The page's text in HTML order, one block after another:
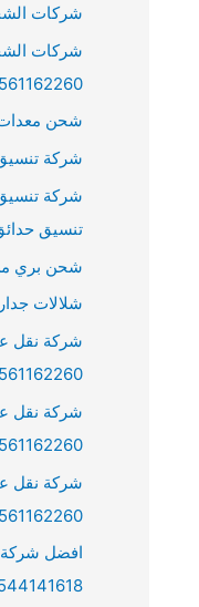
شركات الشحن
شركات
شحن معدات
شركة تنسيق
تنسيق
شحن بري من
شلالات جداريه
شركة نقل
شركة نقل
شركة نقل
افضل شركة